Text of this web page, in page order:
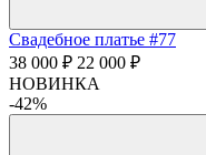
Свадебное платье #77
38 000 ₽ 22 000 ₽
НОВИНКА
-42%